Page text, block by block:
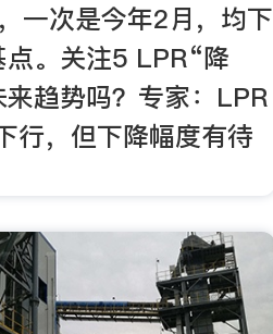
一次是今年2月，均下
点。关注5 LPR“降
趋势吗？专家：LPR
行，但下降幅度有待